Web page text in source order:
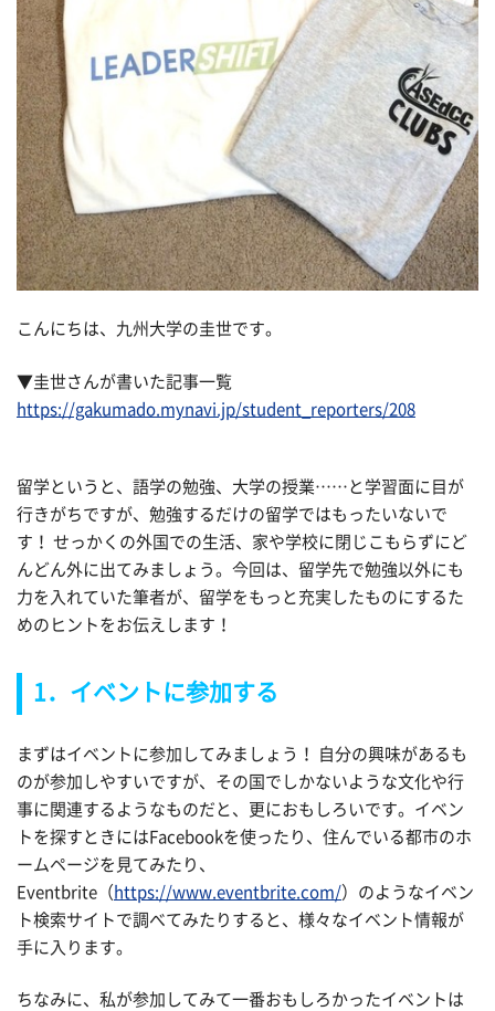
こんにちは、九州大学の圭世です。
▼圭世さんが書いた記事一覧
https://gakumado.mynavi.jp/student_reporters/208
留学というと、語学の勉強、大学の授業……と学習面に目が
行きがちですが、勉強するだけの留学ではもったいないで
す！ せっかくの外国での生活、家や学校に閉じこもらずにど
んどん外に出てみましょう。今回は、留学先で勉強以外にも
力を入れていた筆者が、留学をもっと充実したものにするた
めのヒントをお伝えします！
1．イベントに参加する
まずはイベントに参加してみましょう！ 自分の興味があるも
のが参加しやすいですが、その国でしかないような文化や行
事に関連するようなものだと、更におもしろいです。イベン
トを探すときにはFacebookを使ったり、住んでいる都市のホ
ームページを見てみたり、
Eventbrite（ https://www.eventbrite.com/）のようなイベン
ト検索サイトで調べてみたりすると、様々なイベント情報が
手に入ります。
ちなみに、私が参加してみて一番おもしろかったイベントは